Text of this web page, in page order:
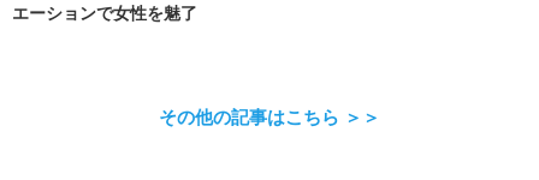
エーションで女性を魅了
その他の記事はこちら ＞＞